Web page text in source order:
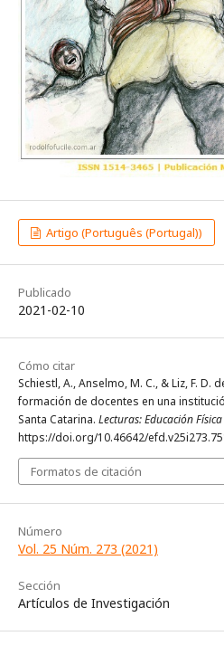
Artigo (Português (Portugal))
Publicado
2021-02-10
Cómo citar
Schiestl, A., Anselmo, M. C., & Liz, F. D.
formación de docentes en una
Santa Catarina. Lecturas: Educación
https://doi.org/10.46642/
Formatos de citación
Número
Vol. 25 Núm. 273 (2021)
Sección
Artículos de Investigación